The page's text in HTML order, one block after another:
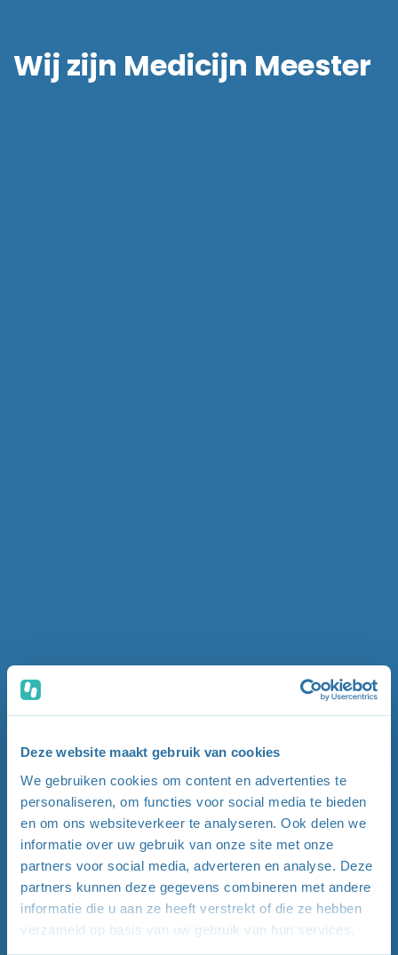
Deze website maakt gebruik van cookies
We gebruiken cookies om content en advertenties te
personaliseren, om functies voor social media te bieden
en om ons websiteverkeer te analyseren. Ook delen we
informatie over uw gebruik van onze site met onze
partners voor social media, adverteren en analyse. Deze
partners kunnen deze gegevens combineren met andere
informatie die u aan ze heeft verstrekt of die ze hebben
verzameld op basis van uw gebruik van hun services.
Wij zijn Medicijn Meester